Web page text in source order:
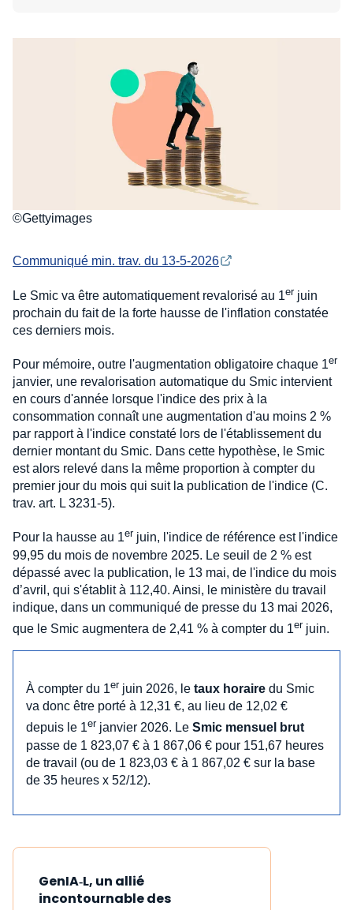
©Gettyimages
Communiqué min. trav. du 13-5-2026
Le Smic va être automatiquement revalorisé au 1er juin
prochain du fait de la forte hausse de l'inflation constatée
ces derniers mois.
Pour mémoire, outre l'augmentation obligatoire chaque 1er
janvier, une revalorisation automatique du Smic intervient
en cours d'année lorsque l'indice des prix à la
consommation connaît une augmentation d'au moins 2 %
par rapport à l'indice constaté lors de l'établissement du
dernier montant du Smic. Dans cette hypothèse, le Smic
est alors relevé dans la même proportion à compter du
premier jour du mois qui suit la publication de l'indice (C.
trav. art. L 3231-5).
Pour la hausse au 1er juin, l'indice de référence est l'indice
99,95 du mois de novembre 2025. Le seuil de 2 % est
dépassé avec la publication, le 13 mai, de l'indice du mois
d’avril, qui s'établit à 112,40. Ainsi, le ministère du travail
indique, dans un communiqué de presse du 13 mai 2026,
que le Smic augmentera de 2,41 % à compter du 1er juin.
À compter du 1er juin 2026, le taux horaire du Smic
va donc être porté à 12,31 €, au lieu de 12,02 €
depuis le 1er janvier 2026. Le Smic mensuel brut
passe de 1 823,07 € à 1 867,06 € pour 151,67 heures
de travail (ou de 1 823,03 € à 1 867,02 € sur la base
de 35 heures x 52/12).
GenIA‑L, un allié
incontournable des